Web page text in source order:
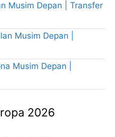
Musim Depan | Transfer
Musim Depan |
Musim Depan |
2026